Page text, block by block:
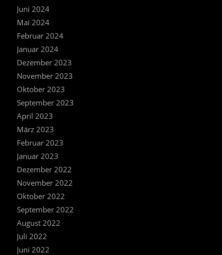
Juni 2024
Mai 2024
Februar 2024
Januar 2024
Dezember 2023
November 2023
Oktober 2023
September 2023
April 2023
März 2023
Februar 2023
Januar 2023
Dezember 2022
November 2022
Oktober 2022
September 2022
August 2022
Juli 2022
Juni 2022